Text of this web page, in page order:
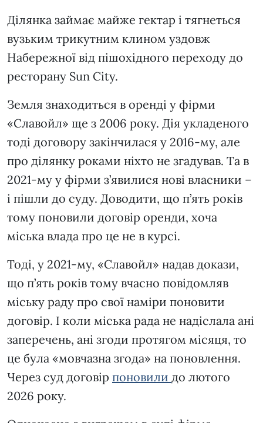
Ділянка займає майже гектар і тягнеться
вузьким трикутним клином уздовж
Набережної від пішохідного переходу до
ресторану Sun City.
Земля знаходиться в оренді у фірми
«Славойл» ще з 2006 року. Дія укладеного
тоді договору закінчилася у 2016-му, але
про ділянку роками ніхто не згадував. Та в
2021-му у фірми з’явилися нові власники –
і пішли до суду. Доводити, що п’ять років
тому поновили договір оренди, хоча
міська влада про це не в курсі.
Тоді, у 2021-му, «Славойл» надав докази,
що п’ять років тому вчасно повідомляв
міську раду про свої наміри поновити
договір. І коли міська рада не надіслала ані
заперечень, ані згоди протягом місяця, то
це була «мовчазна згода» на поновлення.
Через суд договір поновили до лютого
2026 року.